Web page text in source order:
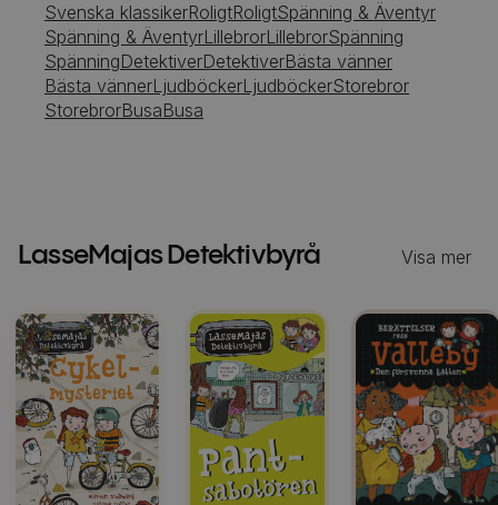
Svenska klassikerRoligtRoligtSpänning & Äventyr
Spänning & ÄventyrLillebrorLillebrorSpänning
SpänningDetektiverDetektiverBästa vänner
Bästa vännerLjudböckerLjudböckerStorebror
StorebrorBusaBusa
LasseMajas Detektivbyrå Visa mer